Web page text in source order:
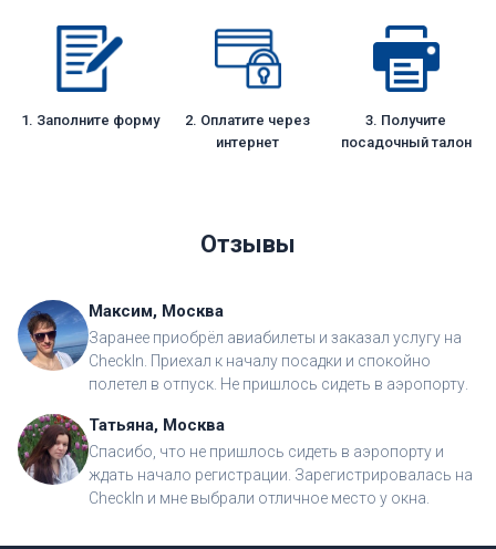
1. Заполните форму
2. Оплатите через
интернет
3. Получите
посадочный талон
Отзывы
Максим, Москва
Заранее приобрёл авиабилеты и заказал услугу на
CheckIn. Приехал к началу посадки и спокойно
полетел в отпуск. Не пришлось сидеть в аэропорту.
Татьяна, Москва
Спасибо, что не пришлось сидеть в аэропорту и
ждать начало регистрации. Зарегистрировалась на
CheckIn и мне выбрали отличное место у окна.